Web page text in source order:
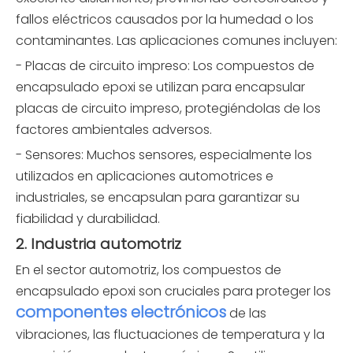
fallos eléctricos causados por la humedad o los
contaminantes. Las aplicaciones comunes incluyen:
- Placas de circuito impreso: Los compuestos de
encapsulado epoxi se utilizan para encapsular
placas de circuito impreso, protegiéndolas de los
factores ambientales adversos.
- Sensores: Muchos sensores, especialmente los
utilizados en aplicaciones automotrices e
industriales, se encapsulan para garantizar su
fiabilidad y durabilidad.
2. Industria automotriz
En el sector automotriz, los compuestos de
encapsulado epoxi son cruciales para proteger los
componentes electrónicosde las
vibraciones, las fluctuaciones de temperatura y la